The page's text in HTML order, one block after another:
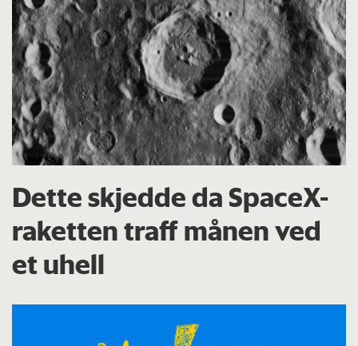
Dette skjedde da SpaceX-
raketten traff månen ved
et uhell